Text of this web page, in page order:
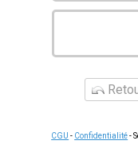
CGU - Confidentialité-